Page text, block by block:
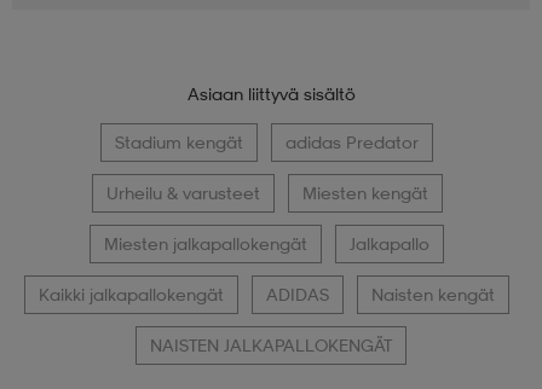
Asiaan liittyvä sisältö
Stadium kengät adidas Predator
Urheilu & varusteet Miesten kengät
Miesten jalkapallokengät Jalkapallo
Kaikki jalkapallokengät ADIDAS Naisten kengät
NAISTEN JALKAPALLOKENGÄT